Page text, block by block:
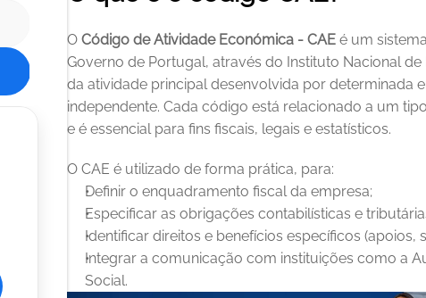
O Código de Atividade Económica - CAE é um
Governo de Portugal, através do Instituto Nacional de
da atividade principal desenvolvida por determinada
independente. Cada código está relacionado a um
e é essencial para fins fiscais, legais e estatísticos.
O CAE é utilizado de forma prática, para:
Definir o enquadramento fiscal da empresa;
Especificar as obrigações contabilísticas e
Identificar direitos e benefícios específicos (apoios,
Integrar a comunicação com instituições como a
Social.